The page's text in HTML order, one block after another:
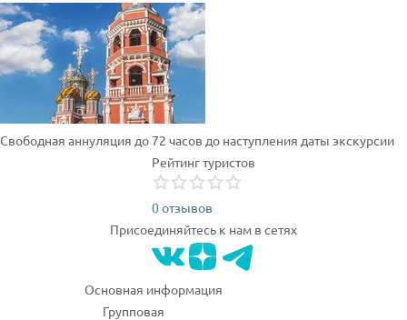
Свободная аннуляция до 72 часов до наступления даты экскурсии
Рейтинг туристов
0 отзывов
Присоединяйтесь к нам в сетях
Основная информация
Групповая